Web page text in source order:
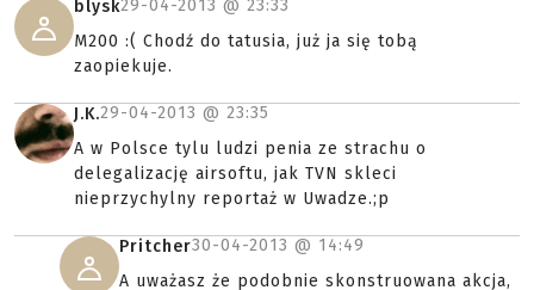
blysk29-04-2013 @ 23:33
M200 :( Chodź do tatusia, już ja się tobą
zaopiekuje.
J.K.29-04-2013 @ 23:35
A w Polsce tylu ludzi penia ze strachu o
delegalizację airsoftu, jak TVN skleci
nieprzychylny reportaż w Uwadze.;p
Pritcher30-04-2013 @ 14:49
A uważasz że podobnie skonstruowana akcja,